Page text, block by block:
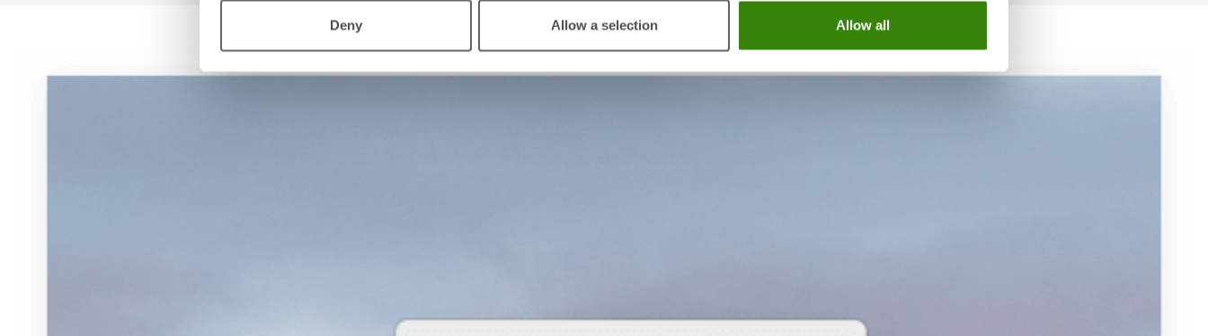
Deny Allow a selection Allow all